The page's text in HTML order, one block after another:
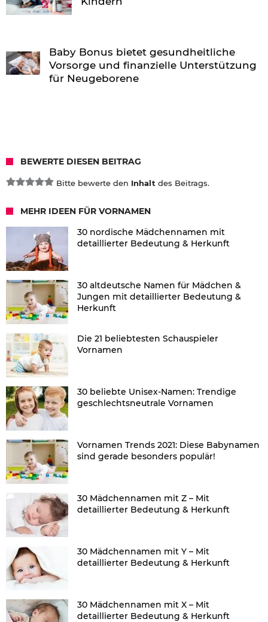
Baby Bonus bietet gesundheitliche
Vorsorge und finanzielle Unterstützung
für Neugeborene
BEWERTE DIESEN BEITRAG
Bitte bewerte den Inhalt des Beitrags.
MEHR IDEEN FÜR VORNAMEN
30 nordische Mädchennamen mit
detaillierter Bedeutung & Herkunft
30 altdeutsche Namen für Mädchen &
Jungen mit detaillierter Bedeutung &
Herkunft
Die 21 beliebtesten Schauspieler
Vornamen
30 beliebte Unisex-Namen: Trendige
geschlechtsneutrale Vornamen
Vornamen Trends 2021: Diese Babynamen
sind gerade besonders populär!
30 Mädchennamen mit Z – Mit
detaillierter Bedeutung & Herkunft
30 Mädchennamen mit Y – Mit
detaillierter Bedeutung & Herkunft
30 Mädchennamen mit X – Mit
detaillierter Bedeutung & Herkunft